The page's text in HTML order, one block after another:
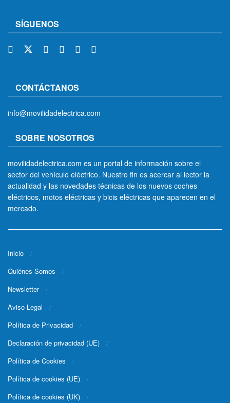
SÍGUENOS
CONTÁCTANOS
info@movilidadelectrica.com
SOBRE NOSOTROS
movilidadelectrica.com es un portal de información sobre el
sector del vehículo eléctrico. Nuestro fin es acercar al lector la
actualidad y las novedades técnicas de los nuevos coches
eléctricos, motos eléctricas y bicis eléctricas que aparecen en el
mercado.
Inicio
Quiénes Somos
Newsletter
Aviso Legal
Política de Privacidad
Declaración de privacidad (UE)
Política de Cookies
Política de cookies (UE)
Política de cookies (UK)